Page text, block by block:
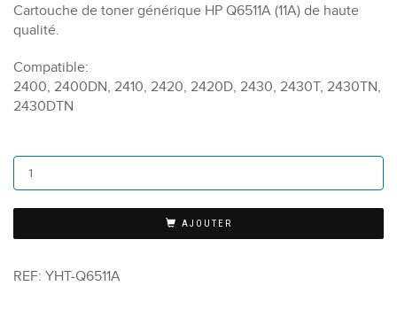
Cartouche de toner générique HP Q6511A (11A) de haute
qualité.
Compatible:
2400, 2400DN, 2410, 2420, 2420D, 2430, 2430T, 2430TN,
2430DTN
AJOUTER
REF: YHT-Q6511A